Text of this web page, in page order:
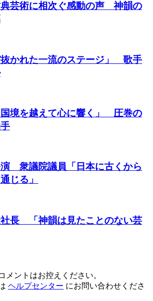
芸術に相次ぐ感動の声 神韻の
抜かれた一流のステージ」 歌手
境を越えて心に響く」 圧巻の
衆議院議員「日本に古くから
じる」
長 「神韻は見たことのない芸
ントはお控えください。
ヘルプセンター にお問い合わせくださ